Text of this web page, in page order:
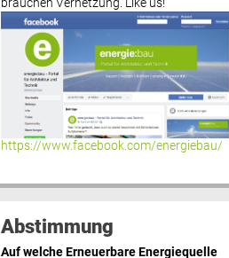
https://www.facebook.com/energiebau/
Abstimmung
Auf welche Erneuerbare Energiequelle